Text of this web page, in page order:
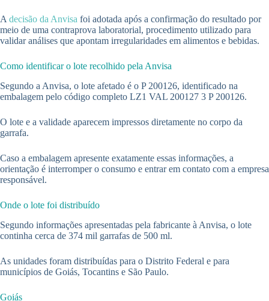
A decisão da Anvisa foi adotada após a confirmação do resultado por
meio de uma contraprova laboratorial, procedimento utilizado para
validar análises que apontam irregularidades em alimentos e bebidas.
Como identificar o lote recolhido pela Anvisa
Segundo a Anvisa, o lote afetado é o P 200126, identificado na
embalagem pelo código completo LZ1 VAL 200127 3 P 200126.
O lote e a validade aparecem impressos diretamente no corpo da
garrafa.
Caso a embalagem apresente exatamente essas informações, a
orientação é interromper o consumo e entrar em contato com a empresa
responsável.
Onde o lote foi distribuído
Segundo informações apresentadas pela fabricante à Anvisa, o lote
continha cerca de 374 mil garrafas de 500 ml.
As unidades foram distribuídas para o Distrito Federal e para
municípios de Goiás, Tocantins e São Paulo.
Goiás